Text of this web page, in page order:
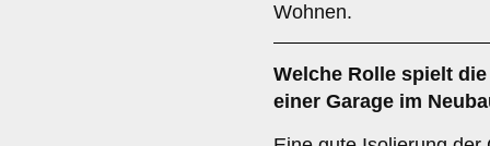
Wohnen.
Welche Rolle spielt
einer Garage im